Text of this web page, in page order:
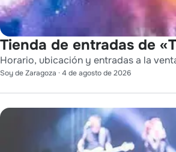
Tienda de entradas de
Horario, ubicación y entradas a la
Soy de Zaragoza · 4 de agosto de 2026